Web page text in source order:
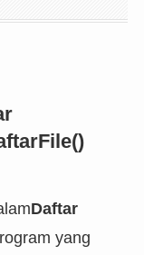
Daftar
yang